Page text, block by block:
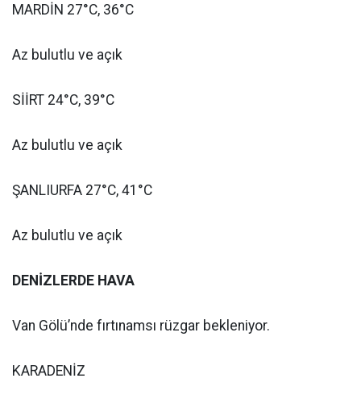
MARDİN 27°C, 36°C
Az bulutlu ve açık
SİİRT 24°C, 39°C
Az bulutlu ve açık
ŞANLIURFA 27°C, 41°C
Az bulutlu ve açık
DENİZLERDE HAVA
Van Gölü’nde fırtınamsı rüzgar bekleniyor.
KARADENİZ